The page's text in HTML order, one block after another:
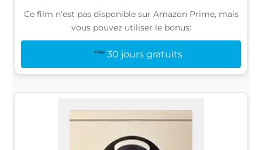
Ce film n'est pas disponible sur Amazon Prime, mais
vous pouvez utiliser le bonus:
30 jours gratuits